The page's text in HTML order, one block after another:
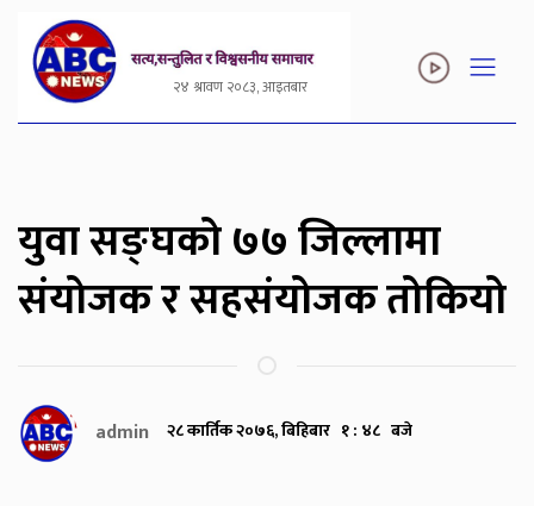
२४ श्रावण २०८३, आइतबार
युवा सङ्घको ७७ जिल्लामा
संयोजक र सहसंयोजक तोकियो
admin २८ कार्तिक २०७६, बिहिबार १ : ४८ बजे